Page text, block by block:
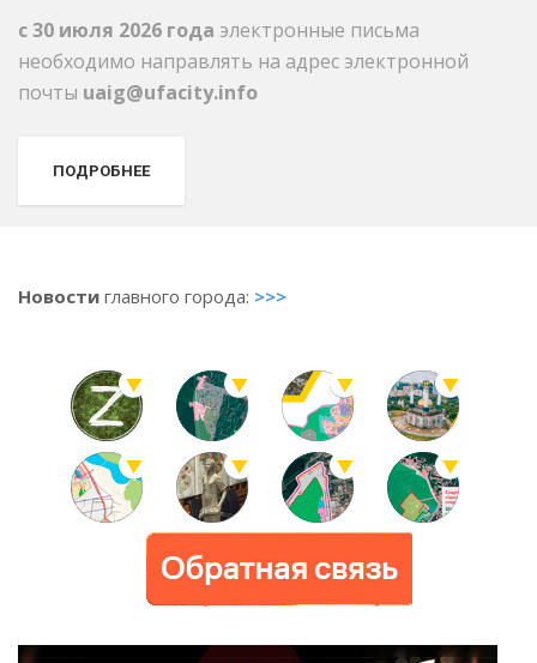
с 30 июля 2026 года электронные письма
необходимо направлять на адрес электронной
почты uaig@ufacity.info
ПОДРОБНЕЕ
Новости главного города: >>>